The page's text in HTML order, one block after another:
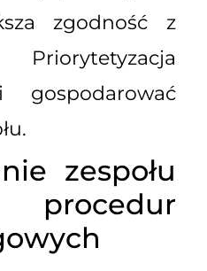
zgodność z
gospodarować
zespołu